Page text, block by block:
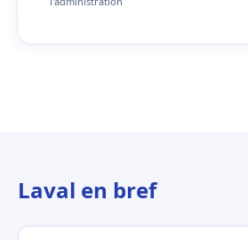
Laval en bref